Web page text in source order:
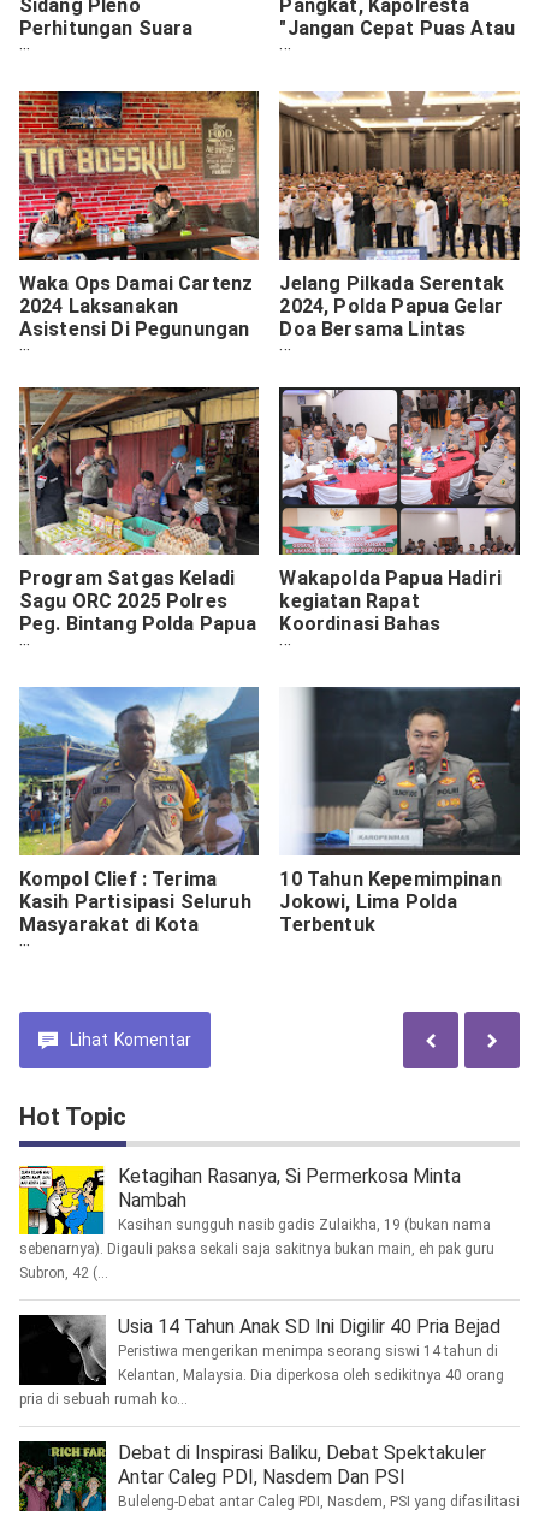
Sidang Pleno
Perhitungan Suara
Pilkada 2024 Provinsi
Pangkat, Kapolresta
"Jangan Cepat Puas Atau
Bangga, Tantangan
Kedepannya"
Waka Ops Damai Cartenz
2024 Laksanakan
Asistensi Di Pegunungan
Bintang
Jelang Pilkada Serentak
2024, Polda Papua Gelar
Doa Bersama Lintas
Agama
Program Satgas Keladi
Sagu ORC 2025 Polres
Peg. Bintang Polda Papua
Hadir Di Masyarakat
Kesehatan
Wakapolda Papua Hadiri
kegiatan Rapat
Koordinasi Bahas
Program Makan Bergizi
Kompol Clief : Terima
Kasih Partisipasi Seluruh
Masyarakat di Kota
Jayapura atas
Lancar
10 Tahun Kepemimpinan
Jokowi, Lima Polda
Terbentuk
Lihat Komentar
Hot Topic
Ketagihan Rasanya, Si Permerkosa Minta
Nambah
Kasihan sungguh nasib gadis Zulaikha, 19 (bukan nama
sebenarnya). Digauli paksa sekali saja sakitnya bukan main, eh pak guru
Subron, 42 (...
Usia 14 Tahun Anak SD Ini Digilir 40 Pria Bejad
Peristiwa mengerikan menimpa seorang siswi 14 tahun di
Kelantan, Malaysia. Dia diperkosa oleh sedikitnya 40 orang
pria di sebuah rumah ko...
Debat di Inspirasi Baliku, Debat Spektakuler
Antar Caleg PDI, Nasdem Dan PSI
Buleleng-Debat antar Caleg PDI, Nasdem, PSI yang difasilitasi